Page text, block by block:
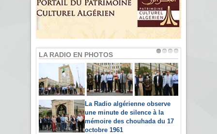
LA RADIO EN PHOTOS
La Radio algérienne observe
une minute de silence à la
mémoire des chouhada du 17
octobre 1961